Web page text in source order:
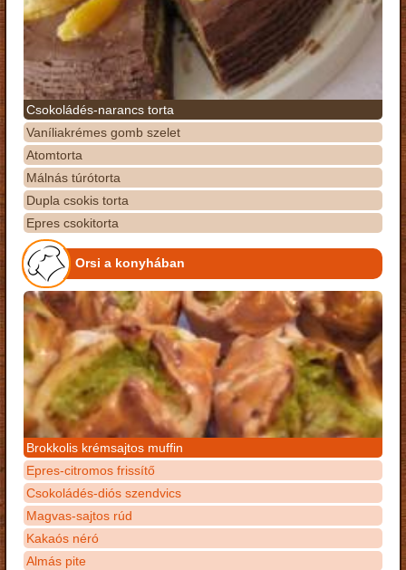
Csokoládés-narancs torta
Vaníliakrémes gomb szelet
Atomtorta
Málnás túrótorta
Dupla csokis torta
Epres csokitorta
Orsi a konyhában
Brokkolis krémsajtos muffin
Epres-citromos frissítő
Csokoládés-diós szendvics
Magvas-sajtos rúd
Kakaós néró
Almás pite